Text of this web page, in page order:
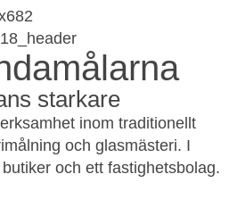
starkare
inom traditionellt
och glasmästeri. I
och ett fastighetsbolag.